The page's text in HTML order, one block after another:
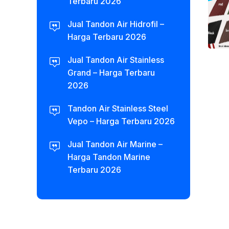
Jual Tandon Air Hidrofil –
Harga Terbaru 2026
Jual Tandon Air Stainless
Grand – Harga Terbaru
2026
Tandon Air Stainless Steel
Vepo – Harga Terbaru 2026
Jual Tandon Air Marine –
Harga Tandon Marine
Terbaru 2026